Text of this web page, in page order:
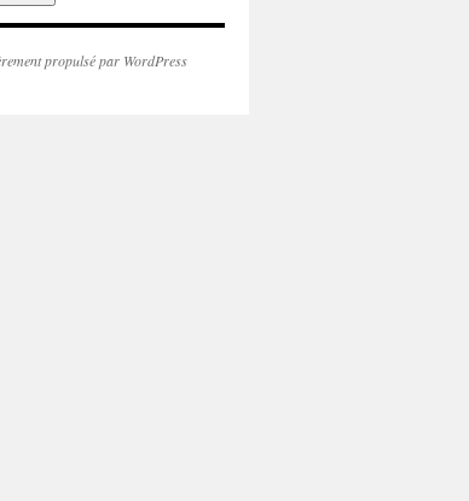
propulsé par WordPress